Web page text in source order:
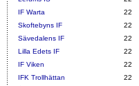
IF Warta
22
Skoftebyns IF
22
Sävedalens IF
22
Lilla Edets IF
22
IF Viken
22
IFK Trollhättan
22